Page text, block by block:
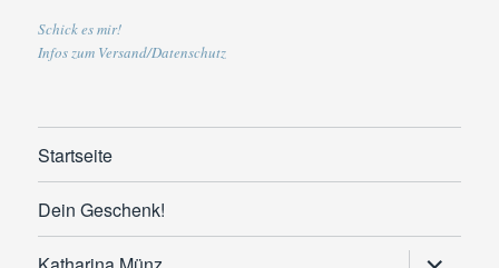
Schick es mir!
Infos zum Versand/Datenschutz
Startseite
Dein Geschenk!